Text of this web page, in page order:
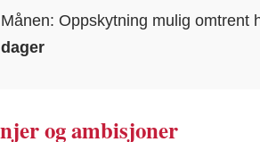
Månen: Oppskytning mulig omtrent
dager
og ambisjoner